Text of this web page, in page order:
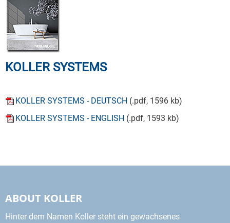
KOLLER SYSTEMS
KOLLER SYSTEMS - DEUTSCH (.pdf, 1596 kb)
KOLLER SYSTEMS - ENGLISH (.pdf, 1593 kb)
ABOUT KOLLER
Hinter dem Namen Koller steht ein gewachsenes